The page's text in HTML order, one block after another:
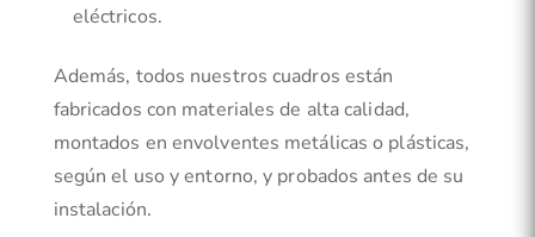
eléctricos.
Además, todos nuestros cuadros están
fabricados con materiales de alta calidad,
montados en envolventes metálicas o plásticas,
según el uso y entorno, y probados antes de su
instalación.